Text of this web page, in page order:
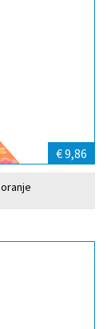
€ 9,86